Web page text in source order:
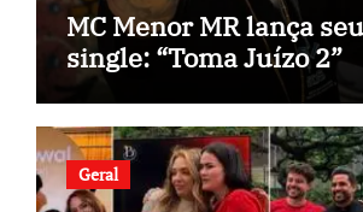
MC Menor MR lança
single: “Toma Juízo 2”
Geral